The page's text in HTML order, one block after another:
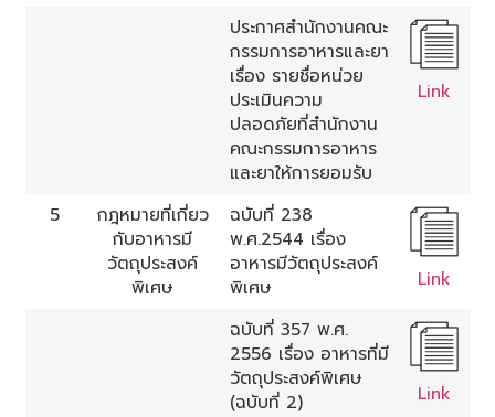
ประกาศสำนักงานคณะ
กรรมการอาหารและยา
เรื่อง รายชื่อหน่วย
ประเมินความ
ปลอดภัยที่สำนักงาน
คณะกรรมการอาหาร
และยาให้การยอมรับ
Link
5
กฎหมายที่เกี่ยว
กับอาหารมี
วัตถุประสงค์
พิเศษ
ฉบับที่ 238
พ.ศ.2544 เรื่อง
อาหารมีวัตถุประสงค์
พิเศษ
Link
ฉบับที่ 357 พ.ศ.
2556 เรื่อง อาหารที่มี
วัตถุประสงค์พิเศษ
(ฉบับที่ 2)
Link